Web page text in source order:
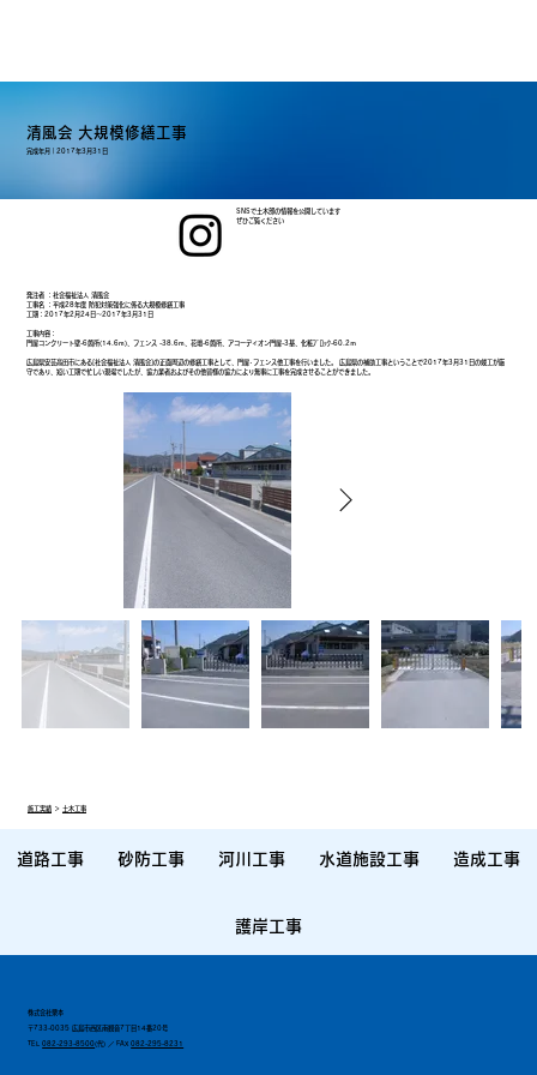
清風会 大規模修繕工事
完成年月｜2017年3月31日
道路工事 砂防工事 河川工事 水道施設工事 造成工事
護岸工事
施工実績＞ 土木工事
SNSで土木部の情報を公開しています
ぜひご覧ください
発注者 ：社会福祉法人 清風会
工事名 ：平成28年度 防犯対策強化に係る大規模修繕工事
工期：2017年2月24日～2017年3月31日
工事内容：
門扉コンクリート壁-6箇所(14.6m)、フェンス -38.6m、花壇-6箇所、アコーディオン門扉-3基、化粧ﾌﾞﾛｯｸ-60.2ｍ
広島県安芸高田市にある[社会福祉法人 清風会]の正面周辺の修繕工事として、門扉･フェンス他工事を行いました。 広島県の補助工事ということで2017年3月31日の竣工が厳
守であり、短い工期で忙しい現場でしたが、協力業者およびその他皆様の協力により無事に工事を完成させることができました。
株式会社栗本
TEL082-293-8500(代) ／ FAX082-295-8231
〒733-0035 広島市西区南観音7丁目14番20号